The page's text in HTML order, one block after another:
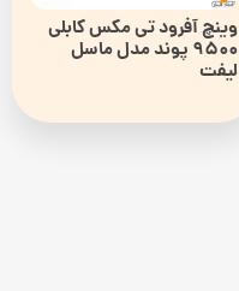
وینچ آفرود تی مکس کابلی
9500 پوند مدل ماسل
لیفت